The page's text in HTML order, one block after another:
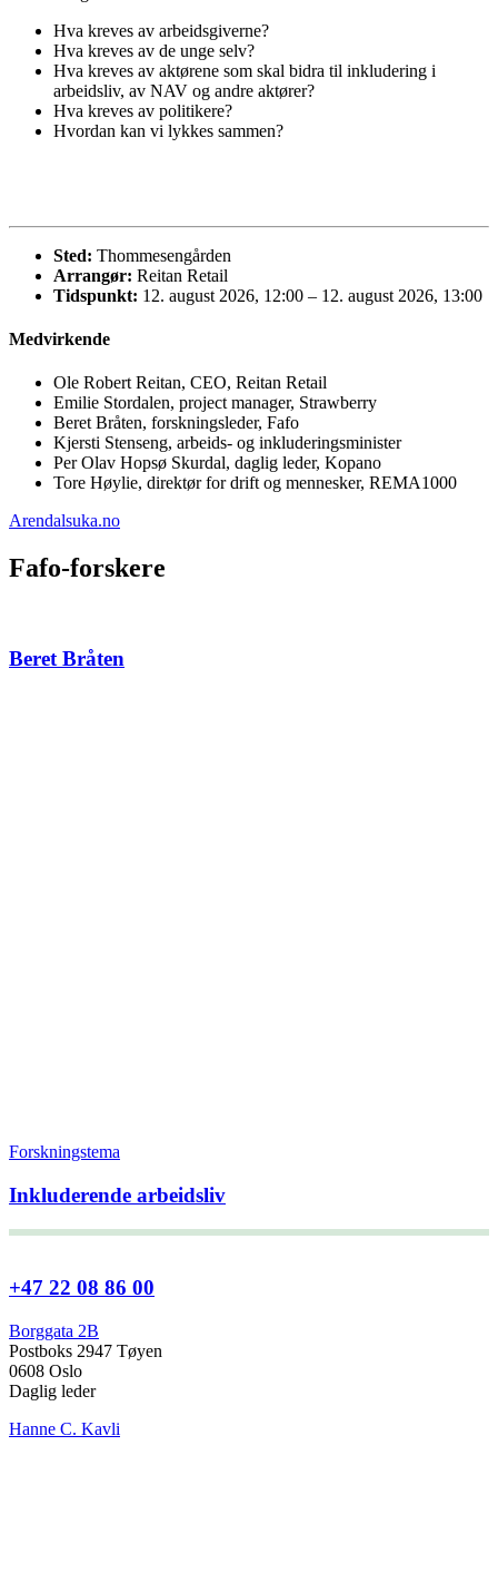
Hva kreves av arbeidsgiverne?
Hva kreves av de unge selv?
Hva kreves av aktørene som skal bidra til inkludering i
arbeidsliv, av NAV og andre aktører?
Hva kreves av politikere?
Hvordan kan vi lykkes sammen?
Sted: Thommesengården
Arrangør: Reitan Retail
Tidspunkt: 12. august 2026, 12:00 – 12. august 2026, 13:00
Medvirkende
Ole Robert Reitan, CEO, Reitan Retail
Emilie Stordalen, project manager, Strawberry
Beret Bråten, forskningsleder, Fafo
Kjersti Stenseng, arbeids- og inkluderingsminister
Per Olav Hopsø Skurdal, daglig leder, Kopano
Tore Høylie, direktør for drift og mennesker, REMA1000
Arendalsuka.no
Fafo-forskere
Beret Bråten
Forskningstema
Inkluderende arbeidsliv
+47 22 08 86 00
Borggata 2B
Postboks 2947 Tøyen
0608 Oslo
Daglig leder
Hanne C. Kavli